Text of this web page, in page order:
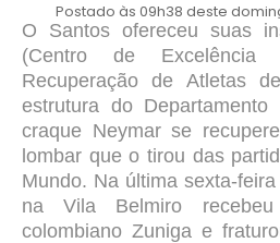
Postado às 09h38 deste
O Santos ofereceu suas
(Centro de
Recuperação de Atletas
estrutura do
craque Neymar se
lombar que o tirou das
Mundo. Na última sexta-
na Vila Belmiro
colombiano Zuniga e